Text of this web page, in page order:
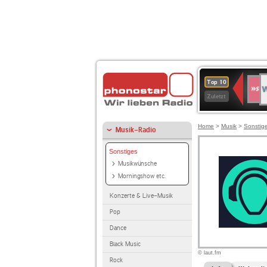
Top 10
Zuletzt
4
Musik-Radio
Sonstiges
Musikwünsche
Morningshow etc.
Konzerte & Live-Musik
Pop
Dance
Black Music
Rock
Home > Musik >
© laut.fm